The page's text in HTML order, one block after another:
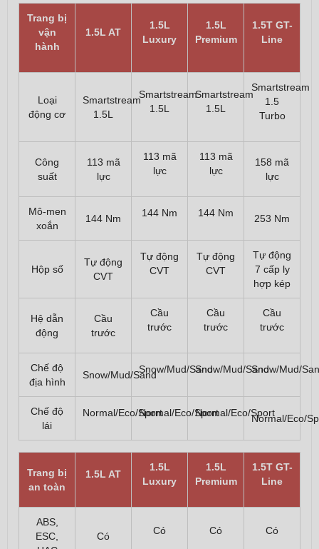
Trang bị
vận
hành
1.5L AT
1.5L
Luxury
1.5L
Premium
1.5T GT-
Line
Loại
động cơ
Smartstream
1.5L
Smartstream
1.5L
Smartstream
1.5L
Smartstream
1.5
Turbo
Công
suất
113 mã
lực
113 mã
lực
113 mã
lực
158 mã
lực
Mô-men
xoắn
144 Nm 144 Nm 144 Nm 253 Nm
Hộp số
Tự động
CVT
Tự động
CVT
Tự động
CVT
Tự động
7 cấp ly
hợp kép
Hệ dẫn
động
Cầu
trước
Cầu
trước
Cầu
trước
Cầu
trước
Chế độ
địa hình
Snow/Mud/SandSnow/Mud/SandSnow/Mud/SandSnow/Mud/
Chế độ
lái
Normal/Eco/SportNormal/Eco/SportNormal/Eco/SportNormal/Eco/
Trang bị
an toàn
1.5L AT
1.5L
Luxury
1.5L
Premium
1.5T GT-
Line
ABS,
ESC,
Có Có Có Có